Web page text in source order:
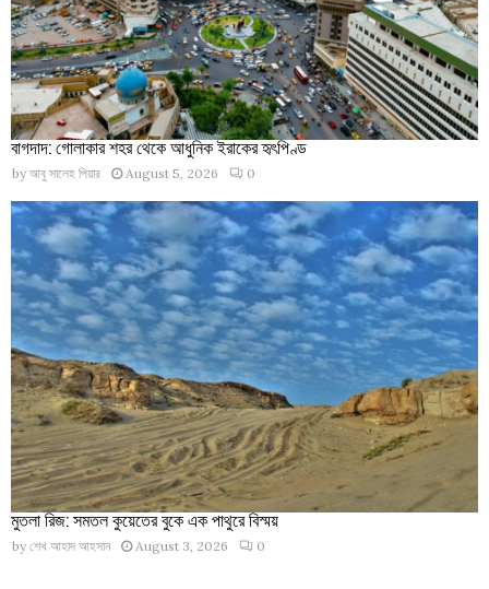
বাগদাদ: গোলাকার শহর থেকে আধুনিক ইরাকের হৃৎপিণ্ড
by আবু সালেহ পিয়ার August 5, 2026 0
মুতলা রিজ: সমতল কুয়েতের বুকে এক পাথুরে বিস্ময়
by শেখ আহাদ আহসান August 3, 2026 0